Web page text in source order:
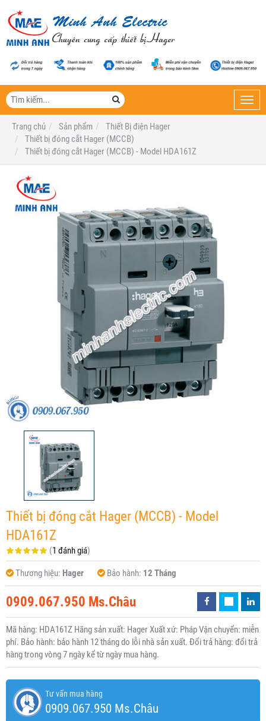
Trang chủ
Sản phẩm
Thiết Bị điện Hager
Thiết bị đóng cắt Hager (MCCB)
Thiết bị đóng cắt Hager (MCCB) - Model HDA161Z
Thiết bị đóng cắt Hager (MCCB) - Model
HDA161Z
(1 đánh giá)
Thương hiệu: Hager Bảo hành: 12 Tháng
0909.067.950 Ms.Châu
Mã hàng: HDA161Z Hãng sản xuất: Hager Xuất xứ: Pháp Vận chuyển: miễn
phí. Bảo hành: bảo hành 12 tháng do lỗi nhà sản xuất. Đổi trả hàng: đổi trả
hàng trong vòng 7 ngày kể từ ngày mua hàng.
Tư vấn mua hàng
0909.067.950 Ms.Châu